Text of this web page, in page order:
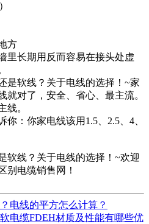
方
里长期用反而容易在接头处虚
是软线？关于电线的选择！~家
就对了，安全、省心、最主流。
线。
：你家电线该用1.5、2.5、4、
软线？关于电线的选择！~欢迎
别电缆销售网！
电线的平方怎么计算？
电缆FDEH材质及性能有哪些优